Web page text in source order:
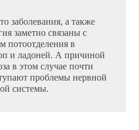
заболевания, а также
заметно связаны с
потоотделения в
и ладоней. А причиной
в этом случае почти
проблемы нервной
системы.